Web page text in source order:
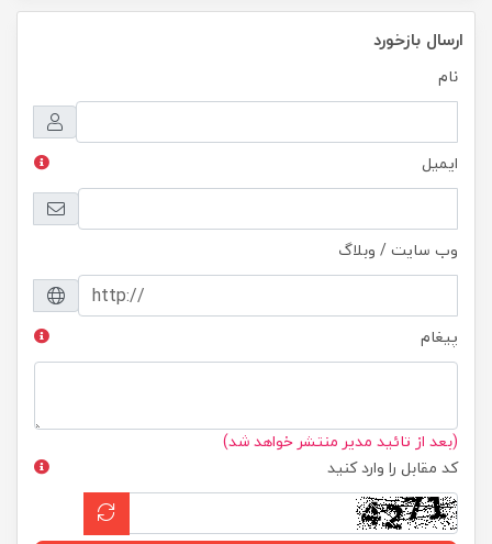
ارسال بازخورد
نام
ایمیل
وب سایت / وبلاگ
پیغام
(بعد از تائید مدیر منتشر خواهد شد)
کد مقابل را وارد کنید